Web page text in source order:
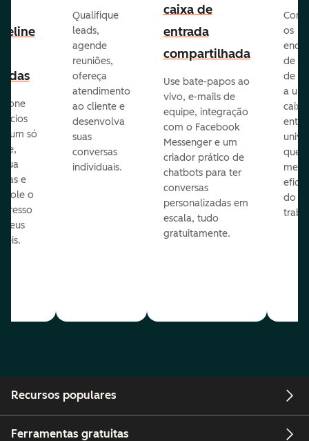
um só
e
o
seus
Qualifique
leads,
agende
reuniões,
ofereça
atendimento
ao cliente e
desenvolva
suas
conversas
individuais.
caixa de
entrada
compartilhada
Use bate-papos ao
vivo, e-mails de
equipe, integração
com o Facebook
Messenger e um
criador prático de
chatbots para ter
conversas
personalizadas em
escala, tudo
gratuitamente.
os
de
de
a
caixa
que
do
Recursos populares
Ferramentas gratuitas